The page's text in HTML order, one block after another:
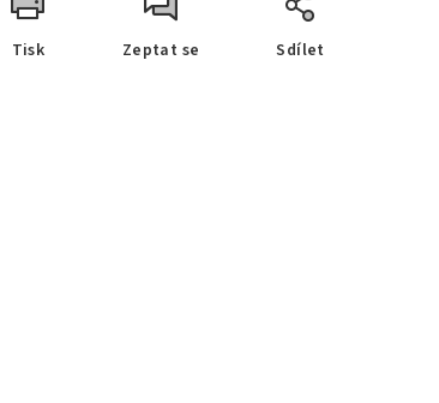
Tisk Zeptat se Sdílet